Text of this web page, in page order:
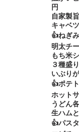
円
自家製
キャベ
👍ねぎ
明太チ
もち米
３種盛
いぶり
👍ポテ
ホット
うどん
生ハム
👍パス